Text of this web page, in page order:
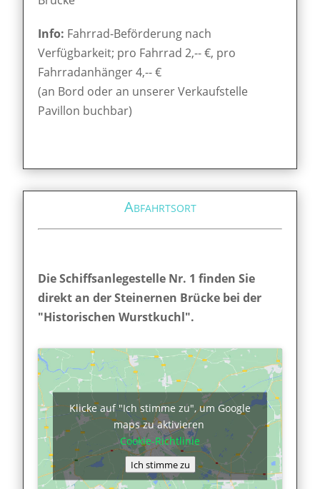
Info: Fahrrad-Beförderung nach
Verfügbarkeit; pro Fahrrad 2,-- €, pro
Fahrradanhänger 4,-- €
(an Bord oder an unserer Verkaufstelle
Pavillon buchbar)
Abfahrtsort
Die Schiffsanlegestelle Nr. 1 finden Sie
direkt an der Steinernen Brücke bei der
"Historischen Wurstkuchl".
Klicke auf "Ich stimme zu", um Google
maps zu aktivieren
Cookie-Richtlinie
Ich stimme zu